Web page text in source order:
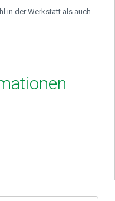
in der Werkstatt als auch